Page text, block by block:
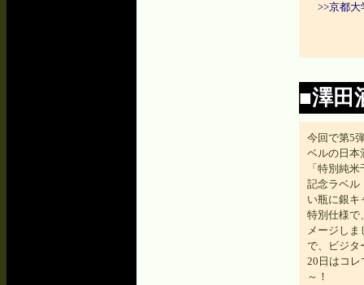
>>京都
■澤田
今回で第5
ベルの日本
「特別純
記念ラベル
い瓶に銀キ
特別仕様で
メージしま
で、ビジタ
20日はコ
～！